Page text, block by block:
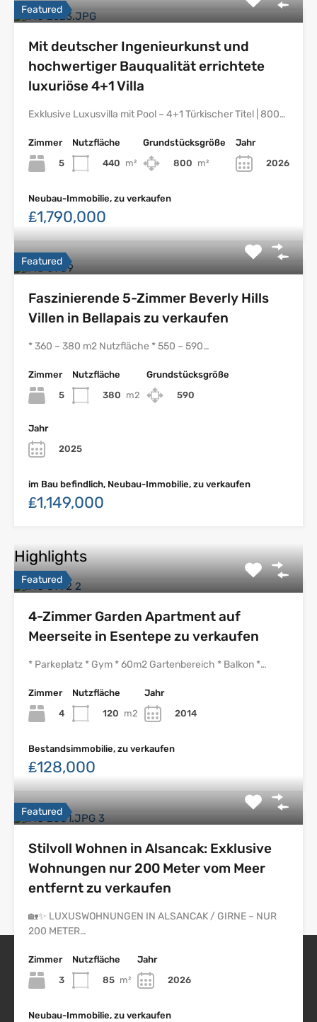
Featured
Mit deutscher Ingenieurkunst und
hochwertiger Bauqualität errichtete
luxuriöse 4+1 Villa
Exklusive Luxusvilla mit Pool – 4+1 Türkischer Titel | 800…
Zimmer
5
Nutzfläche
440 m²
Grundstücksgröße
800 m²
Jahr
2026
Neubau-Immobilie, zu verkaufen
₤1,790,000
Featured
Faszinierende 5-Zimmer Beverly Hills
Villen in Bellapais zu verkaufen
* 360 – 380 m2 Nutzfläche * 550 – 590…
Zimmer
5
Nutzfläche
380 m2
Grundstücksgröße
590
Jahr
2025
im Bau befindlich, Neubau-Immobilie, zu verkaufen
₤1,149,000
Highlights
Featured
4-Zimmer Garden Apartment auf
Meerseite in Esentepe zu verkaufen
* Parkeplatz * Gym * 60m2 Gartenbereich * Balkon *…
Zimmer
4
Nutzfläche
120 m2
Jahr
2014
Bestandsimmobilie, zu verkaufen
₤128,000
Featured
Stilvoll Wohnen in Alsancak: Exklusive
Wohnungen nur 200 Meter vom Meer
entfernt zu verkaufen
🏡✨ LUXUSWOHNUNGEN IN ALSANCAK / GIRNE – NUR
200 METER…
Zimmer
3
Nutzfläche
85 m²
Jahr
2026
Neubau-Immobilie, zu verkaufen
Nordzypern Immobilien